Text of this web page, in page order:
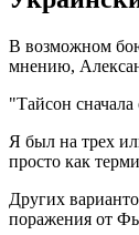
В возможном
мнению,
"Тайсон
Я был на трех
просто как
Других
поражения от